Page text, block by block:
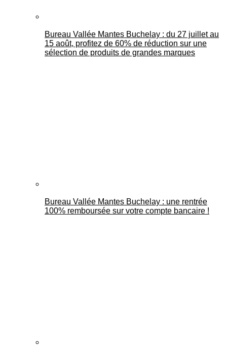
Bureau Vallée Mantes Buchelay : du 27 juillet au
15 août, profitez de 60% de réduction sur une
sélection de produits de grandes marques
Bureau Vallée Mantes Buchelay : une rentrée
100% remboursée sur votre compte bancaire !